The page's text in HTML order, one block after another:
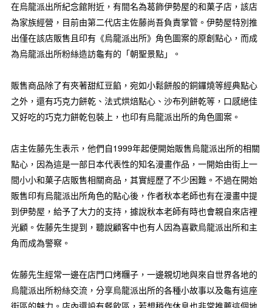
在烏龍派出所紀念館附近，有間名為葛飾伊勢屋的和菓子店，該店
為家族經營，目前由第二代店主佐藤尚吾負責掌管。伊勢屋特別推
出僅在該店販售且印有《烏龍派出所》角色圖案的原創點心，而成
為烏龍派出所粉絲造訪龜有的「朝聖景點」。
販售商品除了有夾著甜紅豆餡，宛如小鬆餅般的銅鑼燒等經典點心
之外，還有巧克力餅乾、法式烘焙點心、沙布列餅乾等，口感絕佳
又好吃的巧克力餅乾包裝上，也印有烏龍派出所的角色圖案。
店主佐藤先生表示，他們自1999年起便開始販售烏龍派出所的相關
點心，因為這是一部日本代表性的知名漫畫作品，一開始由街上一
間小小和菓子店販售相關商品，其實經歷了不少困難。不過在開始
販售印有烏龍派出所角色的點心後，作者秋本老師也有在漫畫中提
到伊勢屋，給予了大力的支持，據說秋本老師有時也會親自來店裡
光顧。佐藤先生提到，聽說顧客中也有人因為喜歡烏龍派出所和主
角而成為警察。
佐藤先生經常一邊在店門口烤糰子，一邊親切地與來自世界各地的
烏龍派出所粉絲交流，分享烏龍派出所的各種小故事以及龜有這座
街區的魅力。店內還設有餐飲區，若想稍作休息也非常推薦這個地